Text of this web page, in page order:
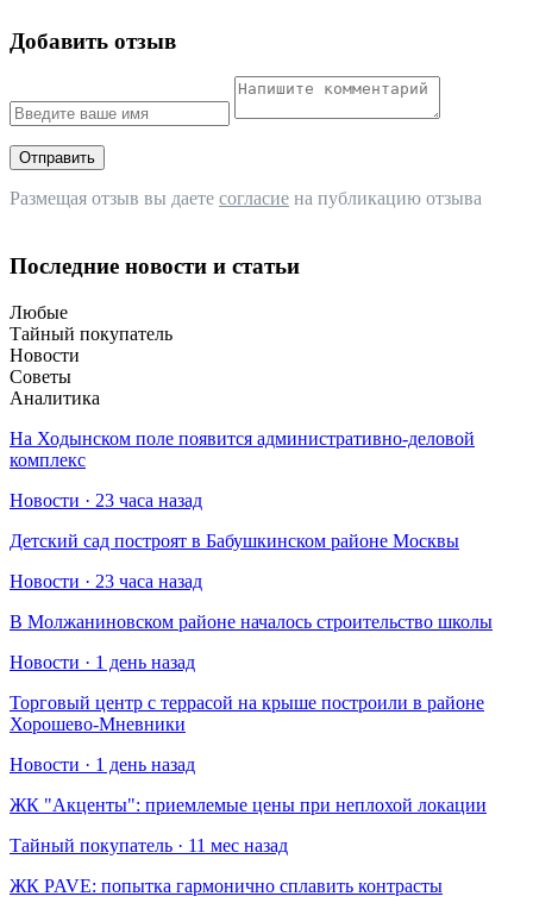
Добавить отзыв
Отправить
Размещая отзыв вы даете согласие на публикацию отзыва
Последние новости и статьи
Любые
Тайный покупатель
Новости
Советы
Аналитика
На Ходынском поле появится административно-деловой
комплекс
Новости · 23 часа назад
Детский сад построят в Бабушкинском районе Москвы
Новости · 23 часа назад
В Молжаниновском районе началось строительство школы
Новости · 1 день назад
Торговый центр с террасой на крыше построили в районе
Хорошево-Мневники
Новости · 1 день назад
​ЖК "Акценты": приемлемые цены при неплохой локации
Тайный покупатель · 11 мес назад
​ЖК PAVE: попытка гармонично сплавить контрасты